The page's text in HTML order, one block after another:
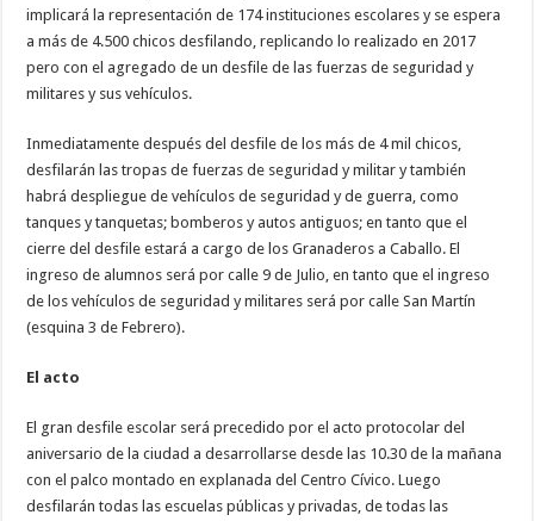
implicará la representación de 174 instituciones escolares y se espera
a más de 4.500 chicos desfilando, replicando lo realizado en 2017
pero con el agregado de un desfile de las fuerzas de seguridad y
militares y sus vehículos.
Inmediatamente después del desfile de los más de 4 mil chicos,
desfilarán las tropas de fuerzas de seguridad y militar y también
habrá despliegue de vehículos de seguridad y de guerra, como
tanques y tanquetas; bomberos y autos antiguos; en tanto que el
cierre del desfile estará a cargo de los Granaderos a Caballo. El
ingreso de alumnos será por calle 9 de Julio, en tanto que el ingreso
de los vehículos de seguridad y militares será por calle San Martín
(esquina 3 de Febrero).
El acto
El gran desfile escolar será precedido por el acto protocolar del
aniversario de la ciudad a desarrollarse desde las 10.30 de la mañana
con el palco montado en explanada del Centro Cívico. Luego
desfilarán todas las escuelas públicas y privadas, de todas las